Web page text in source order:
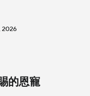
2026
的恩寵